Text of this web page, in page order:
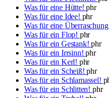
Was für eine Hütte!phr
Was für eine Idee! phr
Was für eine
Was für ein Flop! phr
Was für ein Gestank!phr
Was für ein Irrsinn!phr
Was für ein Kerl! phr
Was für ein Scheiß!phr
Was für ein Schlamassel!
Was für ein Schlitten! phr